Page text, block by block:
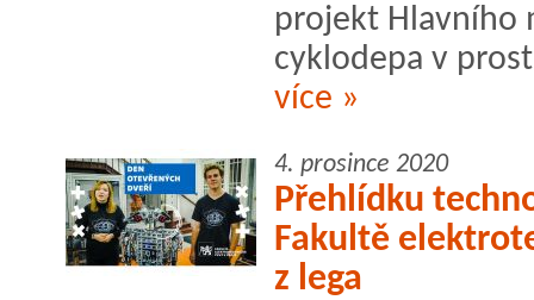
projekt Hlavního
cyklodepa v
více »
4. prosince 2020
Přehlídku
Fakultě
z lega